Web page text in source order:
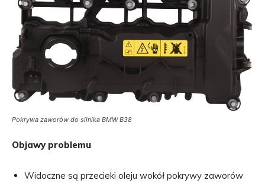
Pokrywa zaworów do silnika BMW B38
Objawy problemu
Widoczne są przecieki oleju wokół pokrywy zaworów